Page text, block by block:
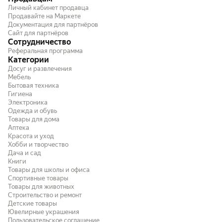
нужен не очень дорогой, но хороший
процессор, то берите. Не пожалеете!
Личный кабинет продавца
Продавайте на Маркете
Документация для партнёров
Сайт для партнёров
Сотрудничество
Реферальная программа
Категории
Досуг и развлечения
Мебель
Бытовая техника
Гигиена
Электроника
Одежда и обувь
Товары для дома
Аптека
Красота и уход
Хобби и творчество
Дача и сад
Книги
Товары для школы и офиса
Спортивные товары
Товары для животных
Строительство и ремонт
Детские товары
Ювелирные украшения
Пользовательское соглашение